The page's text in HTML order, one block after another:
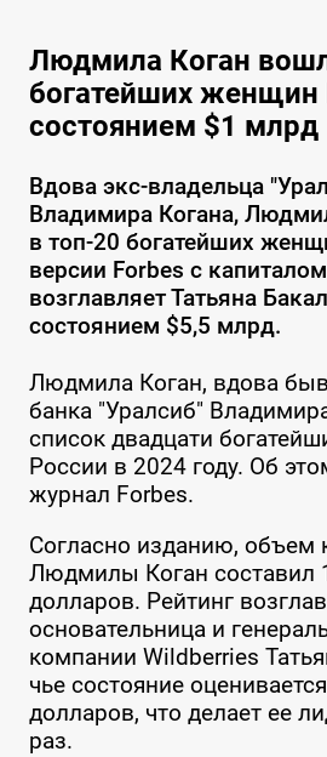
Людмила Коган
богатейших женщин
состоянием $1 млрд
Вдова экс-владельца
Владимира Когана,
в топ-20 богатейших
версии Forbes с
возглавляет Татьяна
состоянием $5,5 млрд.
Людмила Коган, вдова
банка "Уралсиб"
список двадцати
России в 2024 году. Об
журнал Forbes.
Согласно изданию, объем
Людмилы Коган составил
долларов. Рейтинг
основательница и
компании Wildberries
чье состояние
долларов, что делает ее
раз.